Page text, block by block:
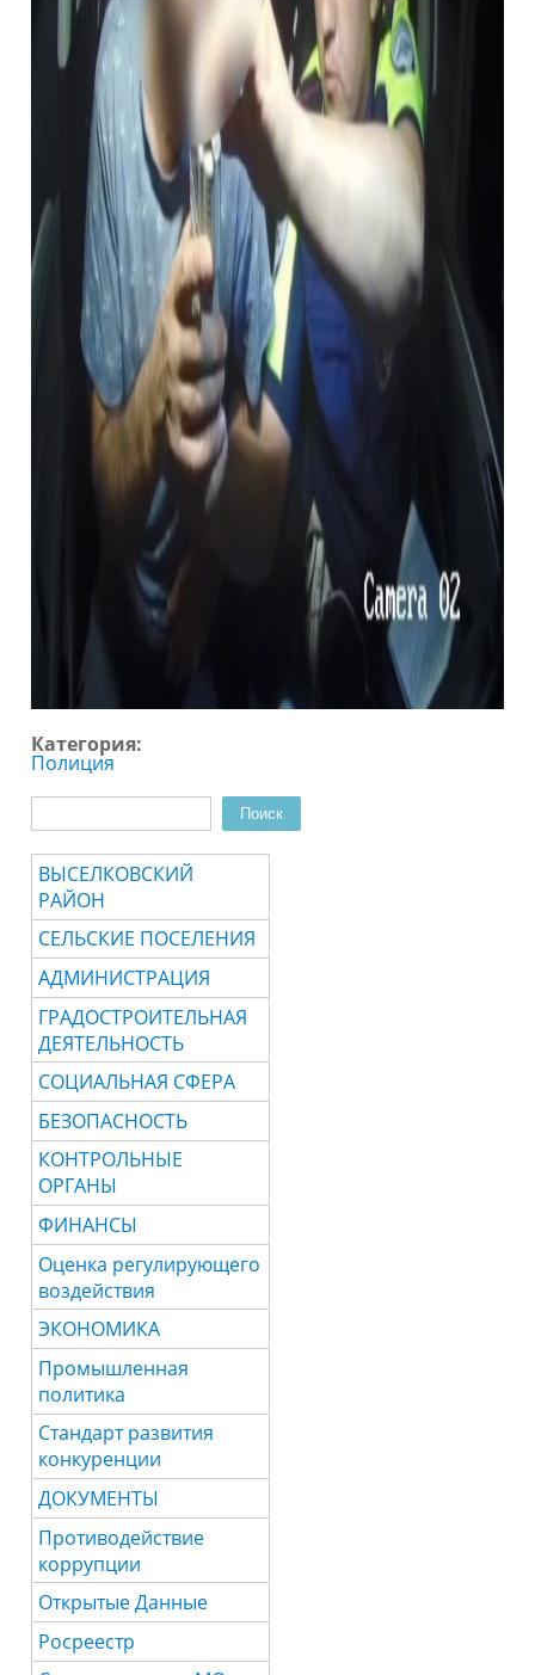
Категория:
Полиция
Поиск
ВЫСЕЛКОВСКИЙ
РАЙОН
СЕЛЬСКИЕ ПОСЕЛЕНИЯ
АДМИНИСТРАЦИЯ
ГРАДОСТРОИТЕЛЬНАЯ
ДЕЯТЕЛЬНОСТЬ
СОЦИАЛЬНАЯ СФЕРА
БЕЗОПАСНОСТЬ
КОНТРОЛЬНЫЕ
ОРГАНЫ
ФИНАНСЫ
Оценка регулирующего
воздействия
ЭКОНОМИКА
Промышленная
политика
Стандарт развития
конкуренции
ДОКУМЕНТЫ
Противодействие
коррупции
Открытые Данные
Росреестр